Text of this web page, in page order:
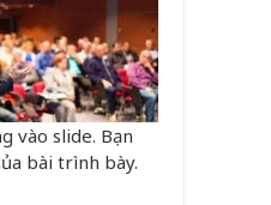
vào slide. Bạn
bài trình bày.